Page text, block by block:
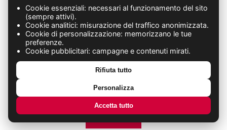
Cookie essenziali: necessari al funzionamento del sito
(sempre attivi).
Cookie analitici: misurazione del traffico anonimizzata.
Cookie di personalizzazione: memorizzano le tue
preferenze.
Cookie pubblicitari: campagne e contenuti mirati.
Rifiuta tutto
Personalizza
Accetta tutto